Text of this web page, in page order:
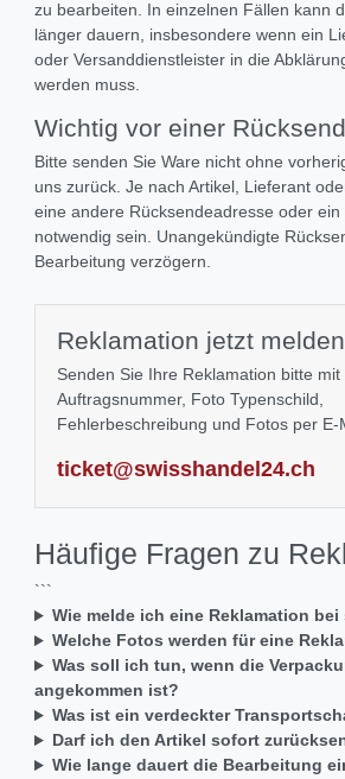
zu bearbeiten. In einzelnen Fällen kann
länger dauern, insbesondere wenn ein
oder Versanddienstleister in die
werden muss.
Wichtig vor einer
Bitte senden Sie Ware nicht ohne
uns zurück. Je nach Artikel, Lieferant
eine andere Rücksendeadresse oder
notwendig sein. Unangekündigte
Bearbeitung verzögern.
Reklamation jetzt melden
Senden Sie Ihre Reklamation bitte mit
Auftragsnummer, Foto Typenschild,
Fehlerbeschreibung und Fotos per E-
ticket@swisshandel24.ch
Häufige Fragen zu
```
Wie melde ich eine Reklamation
Welche Fotos werden für eine
Was soll ich tun, wenn die
angekommen ist?
Was ist ein verdeckter
Darf ich den Artikel sofort
Wie lange dauert die Bearbeitung